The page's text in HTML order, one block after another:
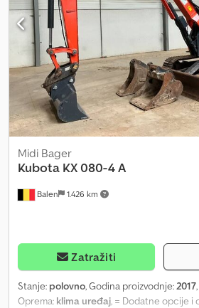
Balen 1.426 km
Midi Bager
Kubota KX 080-4 A
Zatražiti
Stanje: polovno, Godina proizvodnje:2017
Oprema: klima uređaj, = Dodatne opcije i